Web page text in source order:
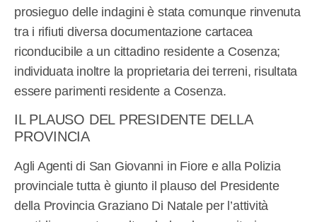
prosieguo delle indagini è stata comunque rinvenuta
tra i rifiuti diversa documentazione cartacea
riconducibile a un cittadino residente a Cosenza;
individuata inoltre la proprietaria dei terreni, risultata
essere parimenti residente a Cosenza.
IL PLAUSO DEL PRESIDENTE DELLA
PROVINCIA
Agli Agenti di San Giovanni in Fiore e alla Polizia
provinciale tutta è giunto il plauso del Presidente
della Provincia Graziano Di Natale per l’attività